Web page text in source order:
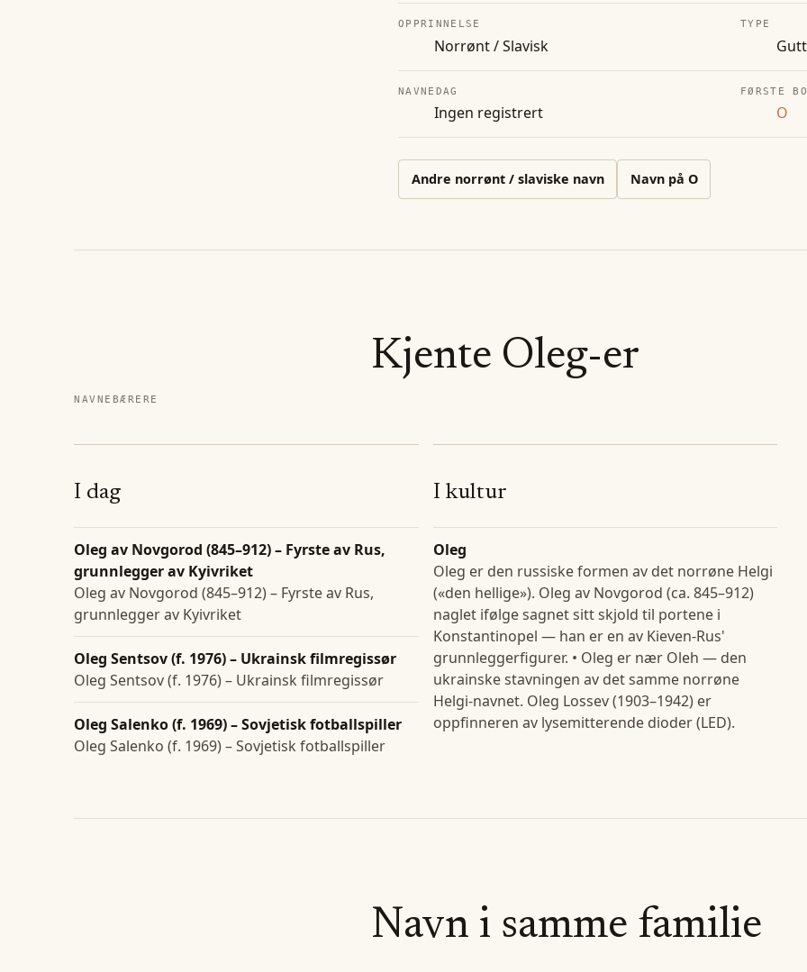
OPPRINNELSE
Norrønt / Slavisk
TYPE
NAVNEDAG
Ingen registrert
FØRSTE
O
Andre norrønt / slaviske navn Navn på O
NAVNEBÆRERE
Kjente Oleg-er
I dag
Oleg av Novgorod (845–912) – Fyrste av Rus,
grunnlegger av Kyivriket
Oleg av Novgorod (845–912) – Fyrste av Rus,
grunnlegger av Kyivriket
Oleg Sentsov (f. 1976) – Ukrainsk filmregissør
Oleg Sentsov (f. 1976) – Ukrainsk filmregissør
Oleg Salenko (f. 1969) – Sovjetisk fotballspiller
Oleg Salenko (f. 1969) – Sovjetisk fotballspiller
I kultur
Oleg
Oleg er den russiske formen av det norrøne Helgi
(«den hellige»). Oleg av Novgorod (ca. 845–912)
naglet ifølge sagnet sitt skjold til portene i
Konstantinopel — han er en av Kieven-Rus'
grunnleggerfigurer. • Oleg er nær Oleh — den
ukrainske stavningen av det samme norrøne
Helgi-navnet. Oleg Lossev (1903–1942) er
oppfinneren av lysemitterende dioder (LED).
Navn i samme familie